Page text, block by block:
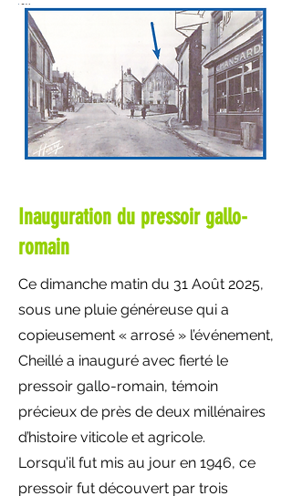
Inauguration du pressoir gallo-
romain
Ce dimanche matin du 31 Août 2025,
sous une pluie généreuse qui a
copieusement « arrosé » l’événement,
Cheillé a inauguré avec fierté le
pressoir gallo-romain, témoin
précieux de près de deux millénaires
d’histoire viticole et agricole.
Lorsqu’il fut mis au jour en 1946, ce
pressoir fut découvert par trois